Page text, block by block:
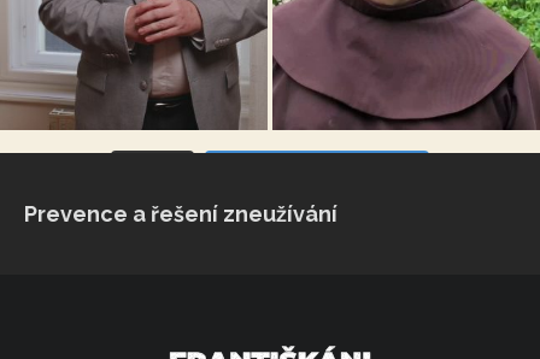
Prevence a řešení zneužívání